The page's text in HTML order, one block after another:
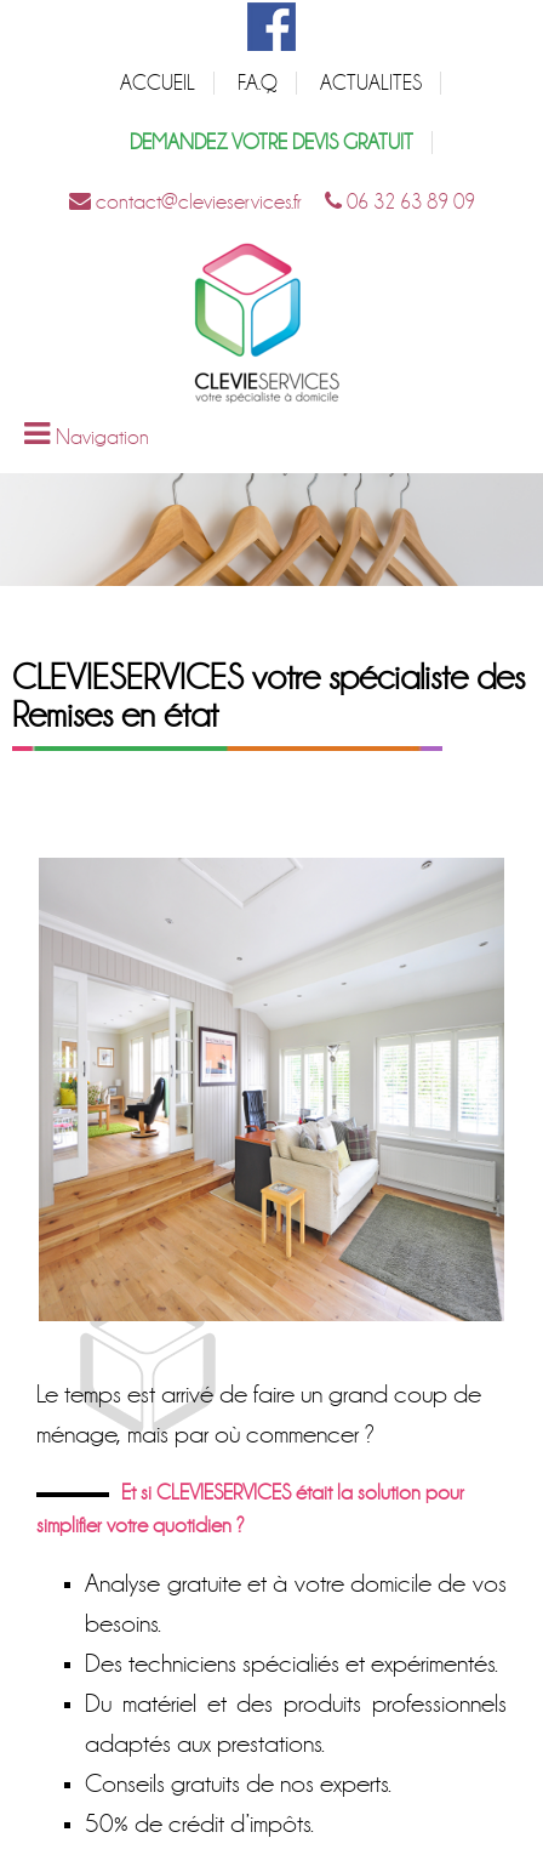
ACCUEIL F.A.Q ACTUALITES
DEMANDEZ VOTRE DEVIS GRATUIT
contact@clevieservices.fr 06 32 63 89 09
Navigation
CLEVIESERVICES votre spécialiste des
Remises en état
Le temps est arrivé de faire un grand coup de
ménage, mais par où commencer ?
Et si CLEVIESERVICES était la solution pour
simplifier votre quotidien ?
Analyse gratuite et à votre domicile de vos
besoins.
Des techniciens spécialiés et expérimentés.
Du matériel et des produits professionnels
adaptés aux prestations.
Conseils gratuits de nos experts.
50% de crédit d’impôts.